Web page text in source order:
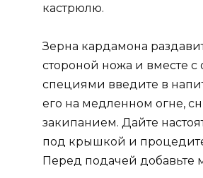
кастрюлю.
Зерна кардамона
стороной ножа и вместе с
специями введите в
его на медленном огне,
закипанием. Дайте
под крышкой и
Перед подачей добавьте